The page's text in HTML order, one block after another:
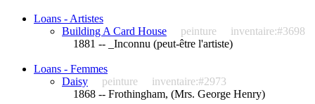
Loans - Artistes
Building A Card House
peinture
inventaire:#3698
1881 -- _Inconnu (peut-être l'artiste)
Loans - Femmes
Daisy
peinture
inventaire:#2973
1868 -- Frothingham, (Mrs. George Henry)